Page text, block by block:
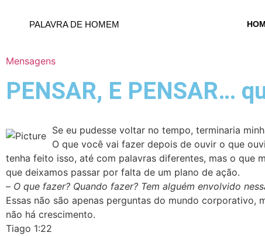
PALAVRA DE HOMEM
Mensagens
PENSAR, E PENSAR…
Se eu pudesse voltar no tempo, terminaria
O que você vai fazer depois de ouvir o que
tenha feito isso, até com palavras diferentes, mas o que
que deixamos passar por falta de um plano de ação.
– O que fazer? Quando fazer? Tem alguém envolvido
Essas não são apenas perguntas do mundo corporativo,
não há crescimento.
Tiago 1:22